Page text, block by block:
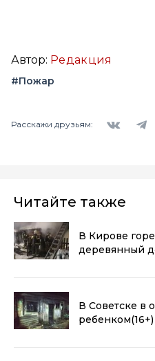
Автор: Редакция
#Пожар
Расскажи друзьям:
Читайте также
В Кирове
деревянный
В Советске в
ребенком(16+)